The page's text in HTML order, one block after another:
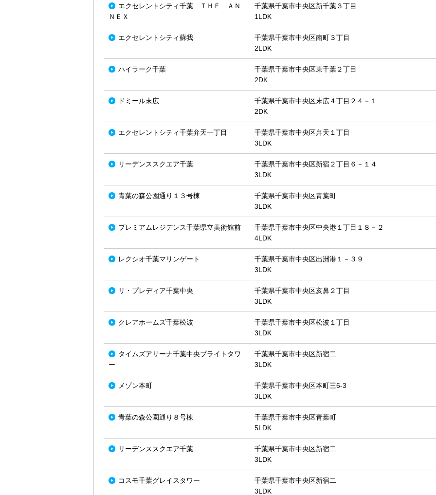
エクセレントシティ千葉 ＴＨＥ ＡＮ
ＮＥＸ
千葉県千葉市中央区新千葉３丁目
1LDK
エクセレントシティ蘇我
千葉県千葉市中央区南町３丁目
2LDK
ハイラーク千葉
千葉県千葉市中央区東千葉２丁目
2DK
ドミール末広
千葉県千葉市中央区末広４丁目２４－１
2DK
エクセレントシティ千葉弁天一丁目
千葉県千葉市中央区弁天１丁目
3LDK
リーデンススクエア千葉
千葉県千葉市中央区新宿２丁目６－１４
3LDK
青葉の森公園通り１３号棟
千葉県千葉市中央区青葉町
3LDK
プレミアムレジデンス千葉県立美術館前
千葉県千葉市中央区中央港１丁目１８－２
4LDK
レクシオ千葉マリンゲート
千葉県千葉市中央区出洲港１－３９
3LDK
リ・プレディア千葉中央
千葉県千葉市中央区亥鼻２丁目
3LDK
クレアホームズ千葉松波
千葉県千葉市中央区松波１丁目
3LDK
タイムズアリーナ千葉中央ブライトタワ
ー
千葉県千葉市中央区新宿二
3LDK
メゾン本町
千葉県千葉市中央区本町三6-3
3LDK
青葉の森公園通り８号棟
千葉県千葉市中央区青葉町
5LDK
リーデンススクエア千葉
千葉県千葉市中央区新宿二
3LDK
コスモ千葉グレイスタワー
千葉県千葉市中央区新宿二
3LDK